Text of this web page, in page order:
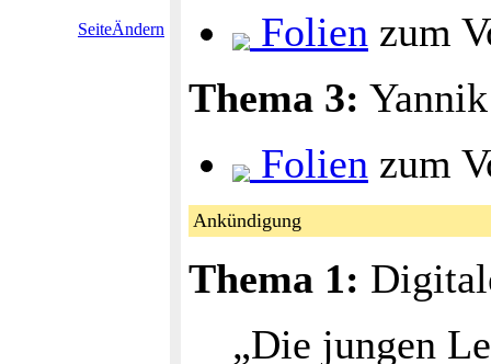
SeiteÄndern
Folien zum
Thema 3:
Folien zum
Ankündigung
Thema 1:
„Die jungen